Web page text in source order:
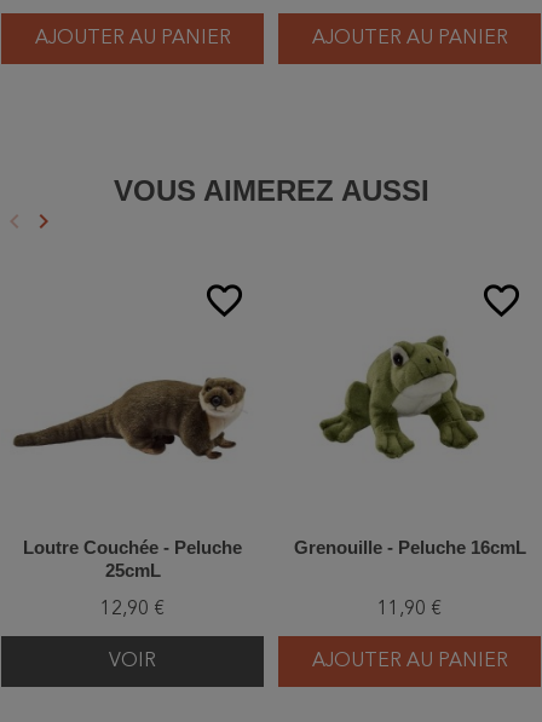
AJOUTER AU PANIER AJOUTER AU PANIER
VOUS AIMEREZ AUSSI
Précédent
keyboard_arrow_left Suivant
keyboard_arrow_right
favorite_border
Loutre Couchée - Peluche
25cmL
12,90 €
VOIR
favorite_border
Grenouille - Peluche 16cmL
11,90 €
AJOUTER AU PANIER